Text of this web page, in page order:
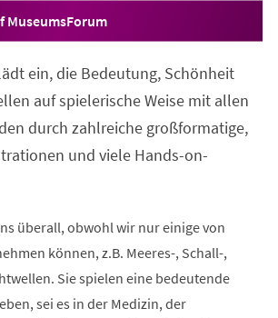
MuseumsForum
ein, die Bedeutung, Schönheit
auf spielerische Weise mit allen
durch zahlreiche großformatige,
und viele Hands-on-
überall, obwohl wir nur einige von
können, z.B. Meeres-, Schall-,
Sie spielen eine bedeutende
sei es in der Medizin, der